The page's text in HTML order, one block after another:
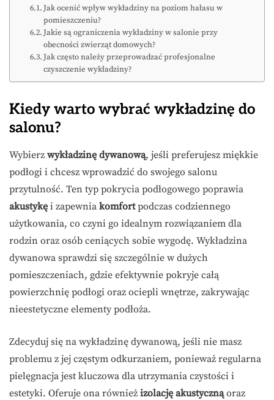
Jak ocenić wpływ wykładziny na poziom hałasu w
pomieszczeniu?
Jakie są ograniczenia wykładziny w salonie przy
obecności zwierząt domowych?
Jak często należy przeprowadzać profesjonalne
czyszczenie wykładziny?
Kiedy warto wybrać wykładzinę do
salonu?
Wybierz wykładzinę dywanową, jeśli preferujesz miękkie
podłogi i chcesz wprowadzić do swojego salonu
przytulność. Ten typ pokrycia podłogowego poprawia
akustykę i zapewnia komfortpodczas codziennego
użytkowania, co czyni go idealnym rozwiązaniem dla
rodzin oraz osób ceniących sobie wygodę. Wykładzina
dywanowa sprawdzi się szczególnie w dużych
pomieszczeniach, gdzie efektywnie pokryje całą
powierzchnię podłogi oraz ociepli wnętrze, zakrywając
nieestetyczne elementy podłoża.
Zdecyduj się na wykładzinę dywanową, jeśli nie masz
problemu z jej częstym odkurzaniem, ponieważ regularna
pielęgnacja jest kluczowa dla utrzymania czystości i
estetyki. Oferuje ona również izolację akustycznąoraz